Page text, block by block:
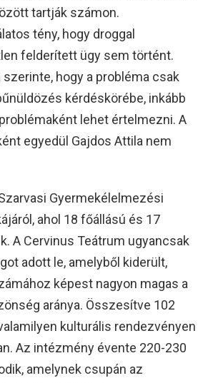
tartják számon.
tény, hogy droggal
felderített ügy sem történt.
szerinte, hogy a probléma csak
kérdéskörébe, inkább
lehet értelmezni. A
egyedül Gajdos Attila nem
Gyermekélelmezési
ahol 18 főállású és 17
A Cervinus Teátrum ugyancsak
adott le, amelyből kiderült,
képest nagyon magas a
aránya. Összesítve 102
kulturális rendezvényen
Az intézmény évente 220-230
amelynek csupán az